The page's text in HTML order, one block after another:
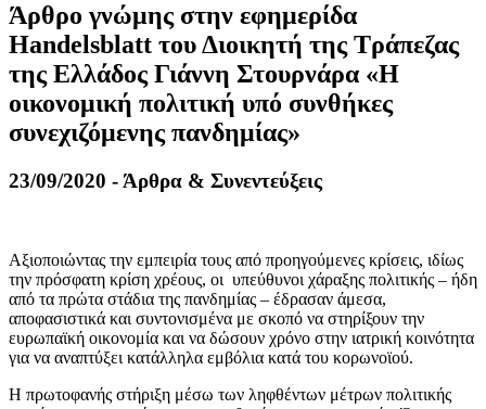
Άρθρο γνώμης στην εφημερίδα
Handelsblatt του Διοικητή της Τράπεζας
της Ελλάδος Γιάννη Στουρνάρα «Η
οικονομική πολιτική υπό συνθήκες
συνεχιζόμενης πανδημίας»
23/09/2020 - Άρθρα & Συνεντεύξεις
Αξιοποιώντας την εμπειρία τους από προηγούμενες κρίσεις, ιδίως
την πρόσφατη κρίση χρέους, οι υπεύθυνοι χάραξης πολιτικής – ήδη
από τα πρώτα στάδια της πανδημίας – έδρασαν άμεσα,
αποφασιστικά και συντονισμένα με σκοπό να στηρίξουν την
ευρωπαϊκή οικονομία και να δώσουν χρόνο στην ιατρική κοινότητα
για να αναπτύξει κατάλληλα εμβόλια κατά του κορωνοϊού.
Η πρωτοφανής στήριξη μέσω των ληφθέντων μέτρων πολιτικής